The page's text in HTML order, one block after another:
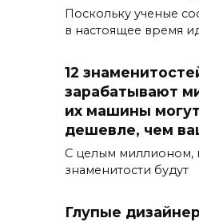
Поскольку ученые
в настоящее время
12
зарабатывают
их машины
дешевле, чем
С целым миллионом,
знаменитости будут
Глупые